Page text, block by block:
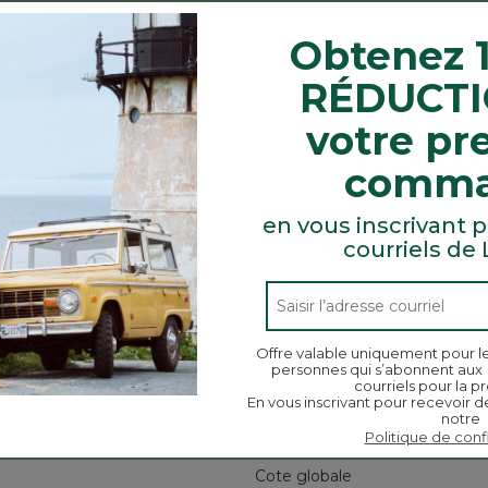
en passer pour les activités à haute intensité
intérieur doux et brossé.
Chercher
des
rubriques
et
des
commentaires
ϙChercher
Notes moyennes des clients
Cote globale
Obtenez
votre
en vous inscrivant
courriels de
Offre valable uniquement pour
personnes qui s’abonnent aux
courriels pour la
En vous inscrivant pour recevoir
notre
Politique de